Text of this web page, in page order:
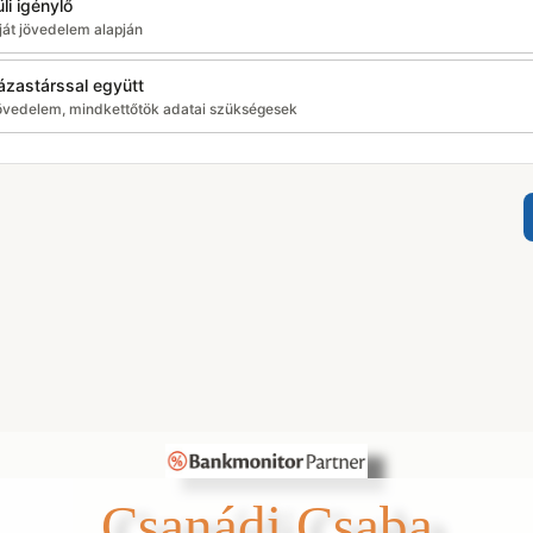
igénylő
jövedelem alapján
együtt
mindkettőtök adatai szükségesek